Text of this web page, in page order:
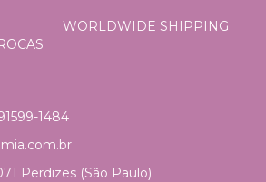
WORLDWIDE SHIPPING
1484
Perdizes (São Paulo)